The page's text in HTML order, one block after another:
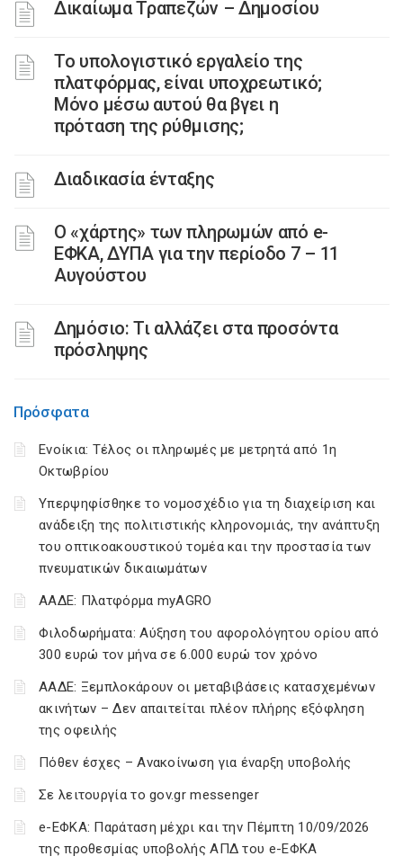
Δικαίωμα Τραπεζών – Δημοσίου
Το υπολογιστικό εργαλείο της
πλατφόρμας, είναι υποχρεωτικό;
Μόνο μέσω αυτού θα βγει η
πρόταση της ρύθμισης;
Διαδικασία ένταξης
Ο «χάρτης» των πληρωμών από e-
ΕΦΚΑ, ΔΥΠΑ για την περίοδο 7 – 11
Αυγούστου
Δημόσιο: Τι αλλάζει στα προσόντα
πρόσληψης
Πρόσφατα
Ενοίκια: Τέλος οι πληρωμές με μετρητά από 1η
Οκτωβρίου
Υπερψηφίσθηκε το νομοσχέδιο για τη διαχείριση και
ανάδειξη της πολιτιστικής κληρονομιάς, την ανάπτυξη
του οπτικοακουστικού τομέα και την προστασία των
πνευματικών δικαιωμάτων
ΑΑΔΕ: Πλατφόρμα myAGRO
Φιλοδωρήματα: Αύξηση του αφορολόγητου ορίου από
300 ευρώ τον μήνα σε 6.000 ευρώ τον χρόνο
ΑΑΔΕ: Ξεμπλοκάρουν οι μεταβιβάσεις κατασχεμένων
ακινήτων – Δεν απαιτείται πλέον πλήρης εξόφληση
της οφειλής
Πόθεν έσχες – Ανακοίνωση για έναρξη υποβολής
Σε λειτουργία το gov.gr messenger
e-ΕΦΚΑ: Παράταση μέχρι και την Πέμπτη 10/09/2026
της προθεσμίας υποβολής ΑΠΔ του e-ΕΦΚΑ